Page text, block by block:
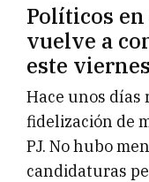
Políticos
vuelve a
este viernes
Hace unos días
fidelización de
PJ. No hubo
candidaturas